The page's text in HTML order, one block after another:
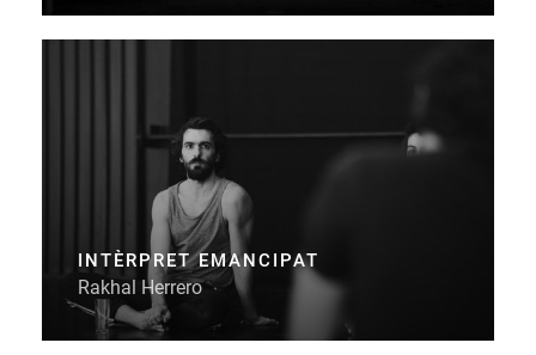
INTÈRPRET EMANCIPAT
Rakhal Herrero